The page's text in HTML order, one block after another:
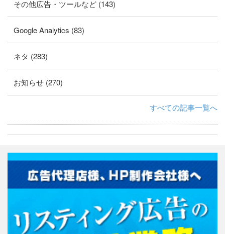
その他広告・ツールなど (143)
Google Analytics (83)
ネタ (283)
お知らせ (270)
すべての記事一覧へ